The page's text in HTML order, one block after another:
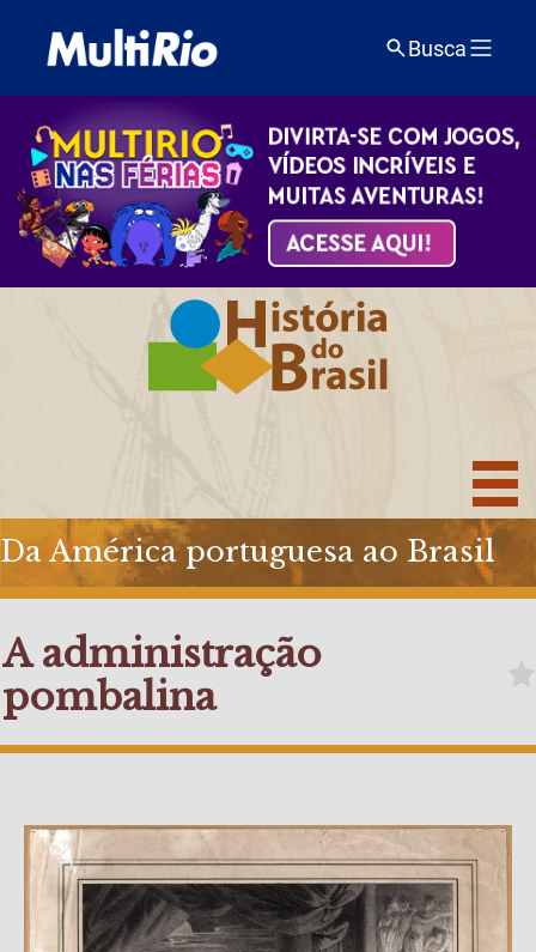
Busca
Da América portuguesa ao Brasil
A administração
pombalina